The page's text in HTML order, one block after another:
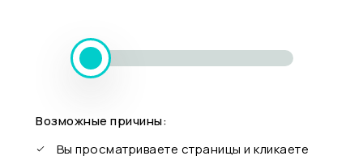
Возможные причины:
Вы просматриваете страницы и кликаете